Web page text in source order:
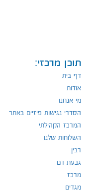
תוכן מרכזי:
דף בית
אודות
מי אנחנו
הסדרי נגישות פיזיים באתר
המרכז הקהילתי
השלוחות שלנו
גבעת רם
מרכז
מגדים